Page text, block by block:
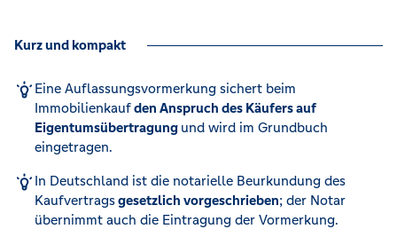
Kurz und kompakt
Eine Auflassungsvormerkung sichert beim
Immobilienkaufden Anspruch des Käufers auf
Eigentumsübertragung und wird im Grundbuch
eingetragen.
In Deutschland ist die notarielle Beurkundung des
Kaufvertragsgesetzlich vorgeschrieben; der Notar
übernimmt auch die Eintragung der Vormerkung.